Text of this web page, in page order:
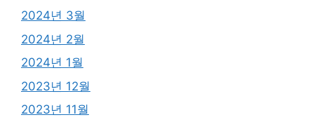
2024년 3월
2024년 2월
2024년 1월
2023년 12월
2023년 11월